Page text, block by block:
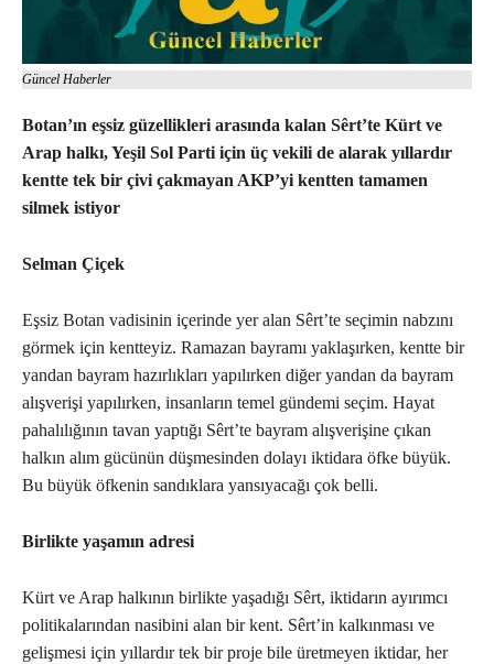
Güncel Haberler
Botan’ın eşsiz güzellikleri arasında kalan Sêrt’te Kürt ve
Arap halkı, Yeşil Sol Parti için üç vekili de alarak yıllardır
kentte tek bir çivi çakmayan AKP’yi kentten tamamen
silmek istiyor
Selman Çiçek
Eşsiz Botan vadisinin içerinde yer alan Sêrt’te seçimin nabzını
görmek için kentteyiz. Ramazan bayramı yaklaşırken, kentte bir
yandan bayram hazırlıkları yapılırken diğer yandan da bayram
alışverişi yapılırken, insanların temel gündemi seçim. Hayat
pahalılığının tavan yaptığı Sêrt’te bayram alışverişine çıkan
halkın alım gücünün düşmesinden dolayı iktidara öfke büyük.
Bu büyük öfkenin sandıklara yansıyacağı çok belli.
Birlikte yaşamın adresi
Kürt ve Arap halkının birlikte yaşadığı Sêrt, iktidarın ayırımcı
politikalarından nasibini alan bir kent. Sêrt’in kalkınması ve
gelişmesi için yıllardır tek bir proje bile üretmeyen iktidar, her